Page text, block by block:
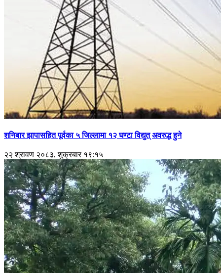
शनिबार झापासहित पूर्वका ५ जिल्लामा १२ घण्टा विद्युत् अवरुद्ध हुने
२२ श्रावण २०८३, शुक्रबार १९:१५